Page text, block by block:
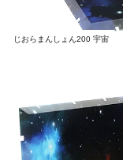
じおらまんしょん200 宇宙